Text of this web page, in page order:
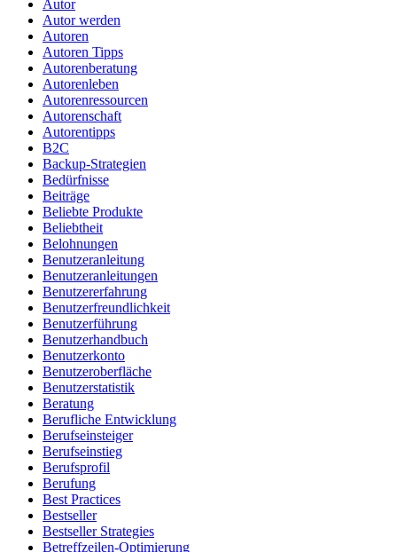
Autor
Autor werden
Autoren
Autoren Tipps
Autorenberatung
Autorenleben
Autorenressourcen
Autorenschaft
Autorentipps
B2C
Backup-Strategien
Bedürfnisse
Beiträge
Beliebte Produkte
Beliebtheit
Belohnungen
Benutzeranleitung
Benutzeranleitungen
Benutzererfahrung
Benutzerfreundlichkeit
Benutzerführung
Benutzerhandbuch
Benutzerkonto
Benutzeroberfläche
Benutzerstatistik
Beratung
Berufliche Entwicklung
Berufseinsteiger
Berufseinstieg
Berufsprofil
Berufung
Best Practices
Bestseller
Bestseller Strategies
Betreffzeilen-Optimierung